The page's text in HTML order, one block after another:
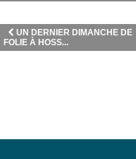
UN DERNIER DIMANCHE DE
FOLIE À HOSS...